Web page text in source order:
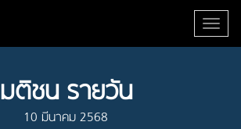
มติชน รายวัน
10 มีนาคม 2568